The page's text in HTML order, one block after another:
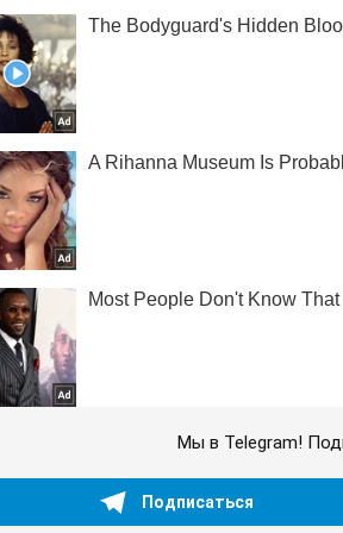
Мы в Telegram!
Подписаться